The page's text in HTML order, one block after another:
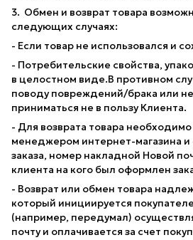
3. Обмен и возврат товара
следующих случаях:
- Если товар не использовался и
- Потребительские свойства,
в целостном виде.В противном
поводу повреждений/брака или
приниматься не в пользу Клиента.
- Для возврата товара необходимо
менеджером интернет-магазина
заказа, номер накладной Новой
клиента на кого был оформлен
- Возврат или обмен товара
который инициируется
(например, передумал)
почту и оплачивается за счет